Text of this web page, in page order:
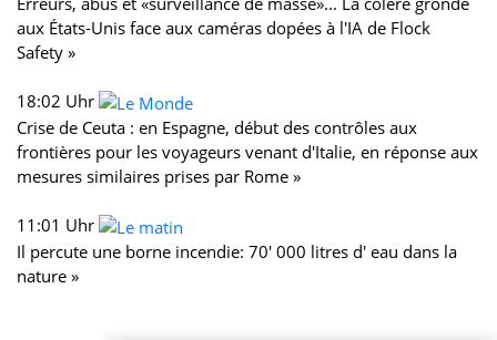
aux États-Unis face aux caméras dopées à l'IA de Flock
Safety »
18:02 Uhr
Crise de Ceuta : en Espagne, début des contrôles aux
frontières pour les voyageurs venant d'Italie, en réponse aux
mesures similaires prises par Rome »
11:01 Uhr
Il percute une borne incendie: 70' 000 litres d' eau dans la
nature »